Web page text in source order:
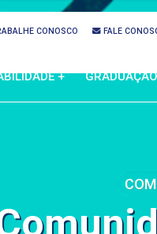
CONOSCO FALE
+ GRADUAÇÃO